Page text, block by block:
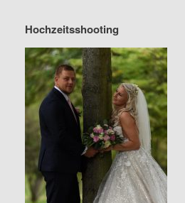
Hochzeitsshooting